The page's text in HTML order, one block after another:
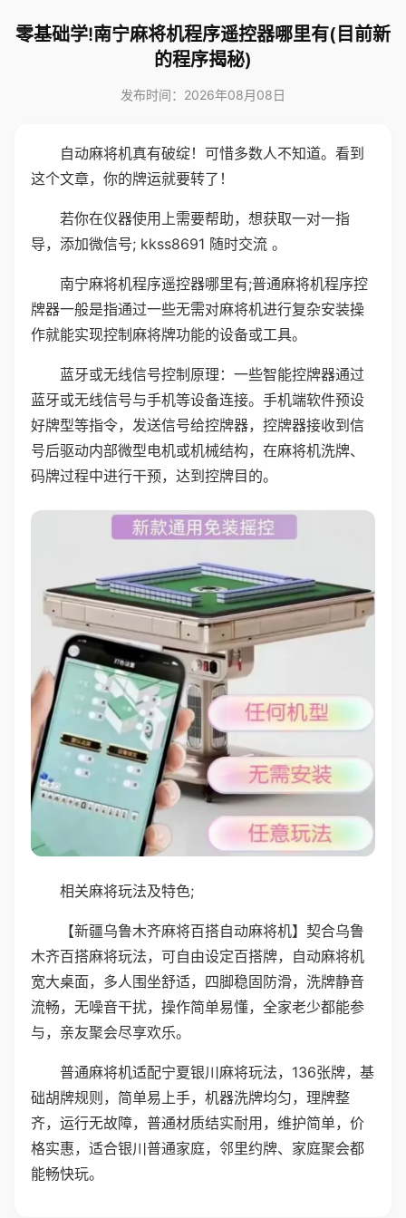
零基础学!南宁麻将机程序遥控器哪里有(目前新
的程序揭秘)
发布时间：2026年08月08日
自动麻将机真有破绽！可惜多数人不知道。看到
这个文章，你的牌运就要转了！
若你在仪器使用上需要帮助，想获取一对一指
导，添加微信号; kkss8691 随时交流 。
南宁麻将机程序遥控器哪里有;普通麻将机程序控
牌器一般是指通过一些无需对麻将机进行复杂安装操
作就能实现控制麻将牌功能的设备或工具。
蓝牙或无线信号控制原理：一些智能控牌器通过
蓝牙或无线信号与手机等设备连接。手机端软件预设
好牌型等指令，发送信号给控牌器，控牌器接收到信
号后驱动内部微型电机或机械结构，在麻将机洗牌、
码牌过程中进行干预，达到控牌目的。
相关麻将玩法及特色;
【新疆乌鲁木齐麻将百搭自动麻将机】契合乌鲁
木齐百搭麻将玩法，可自由设定百搭牌，自动麻将机
宽大桌面，多人围坐舒适，四脚稳固防滑，洗牌静音
流畅，无噪音干扰，操作简单易懂，全家老少都能参
与，亲友聚会尽享欢乐。
普通麻将机适配宁夏银川麻将玩法，136张牌，基
础胡牌规则，简单易上手，机器洗牌均匀，理牌整
齐，运行无故障，普通材质结实耐用，维护简单，价
格实惠，适合银川普通家庭，邻里约牌、家庭聚会都
能畅快玩。